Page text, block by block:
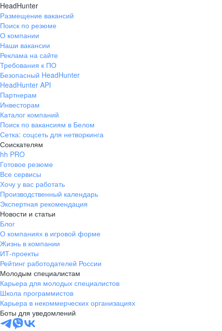
HeadHunter
Размещение вакансий
Поиск по резюме
О компании
Наши вакансии
Реклама на сайте
Требования к ПО
Безопасный HeadHunter
HeadHunter API
Партнерам
Инвесторам
Каталог компаний
Поиск по вакансиям в Белом
Сетка: соцсеть для нетворкинга
Соискателям
hh PRO
Готовое резюме
Все сервисы
Хочу у вас работать
Производственный календарь
Экспертная рекомендация
Новости и статьи
Блог
О компаниях в игровой форме
Жизнь в компании
ИТ-проекты
Рейтинг работодателей России
Молодым специалистам
Карьера для молодых специалистов
Школа программистов
Карьера в некоммерческих организациях
Боты для уведомлений